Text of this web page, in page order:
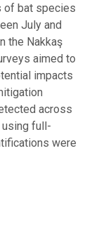
of bat species
July and
the Nakkaş
aimed to
impacts
across
full-
were